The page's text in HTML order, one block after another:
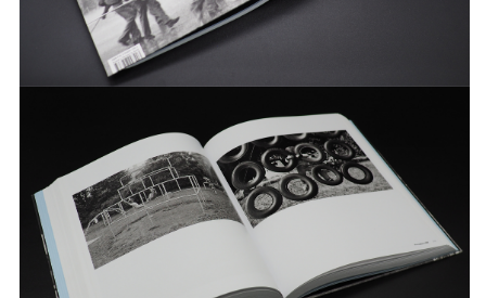
von inzwischen über 200 Ausstellungen,
einer Vielzahl an Publikation und allen
Kommunikativen Maßnahmen der